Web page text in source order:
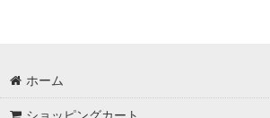
ホーム
ショッピングカート